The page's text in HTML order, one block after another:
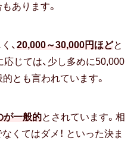
あります。
、 20,000～30,000円ほどと
じては、少し多めに50,000
とも言われています。
が一般的とされています。相
くてはダメ！ といった決ま